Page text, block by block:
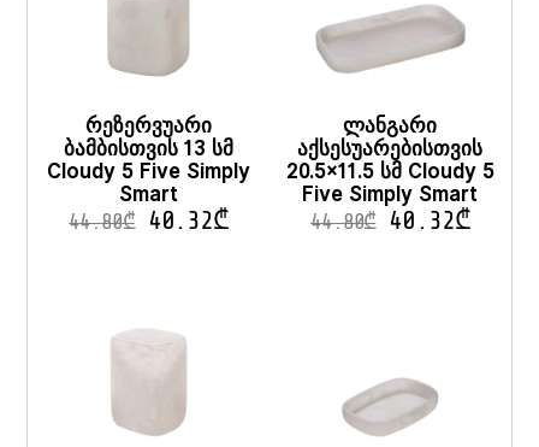
რეზერვუარი
ბამბისთვის 13 სმ
Cloudy 5 Five Simply
Smart
44.80₾ 40.32₾
ლანგარი
აქსესუარებისთვის
20.5×11.5 სმ Cloudy 5
Five Simply Smart
44.80₾ 40.32₾